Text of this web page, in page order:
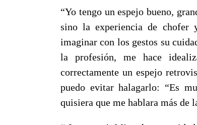
“Yo tengo un espejo bueno,
sino la experiencia de chofer
imaginar con los gestos su
la profesión, me hace
correctamente un espejo
puedo evitar halagarlo: “Es
quisiera que me hablara más de